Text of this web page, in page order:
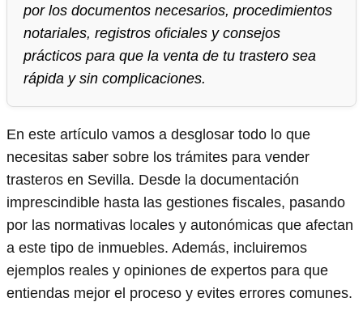
por los documentos necesarios, procedimientos
notariales, registros oficiales y consejos
prácticos para que la venta de tu trastero sea
rápida y sin complicaciones.
En este artículo vamos a desglosar todo lo que
necesitas saber sobre los trámites para vender
trasteros en Sevilla. Desde la documentación
imprescindible hasta las gestiones fiscales, pasando
por las normativas locales y autonómicas que afectan
a este tipo de inmuebles. Además, incluiremos
ejemplos reales y opiniones de expertos para que
entiendas mejor el proceso y evites errores comunes.